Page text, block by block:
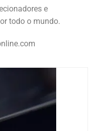
e
todo o mundo.